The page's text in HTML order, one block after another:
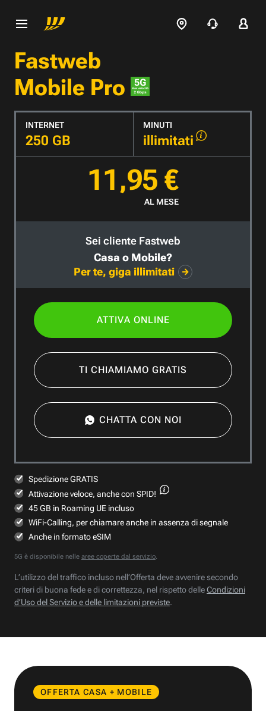
Fastweb
Mobile Pro
INTERNET
250 GB
MINUTI
illimitati
11,95 €
AL MESE
Sei cliente Fastweb
Casa o Mobile?
Per te, giga illimitati
ATTIVA ONLINE
TI CHIAMIAMO GRATIS
CHATTA CON NOI
Spedizione GRATIS
Attivazione veloce, anche con SPID!
45 GB in Roaming UE incluso
WiFi-Calling, per chiamare anche in assenza di segnale
Anche in formato eSIM
5G è disponibile nelle aree coperte dal servizio.
L’utilizzo del traffico incluso nell’Offerta deve avvenire secondo
criteri di buona fede e di correttezza, nel rispetto delleCondizioni
d’Uso del Servizio e delle limitazioni previste.
OFFERTA CASA + MOBILE